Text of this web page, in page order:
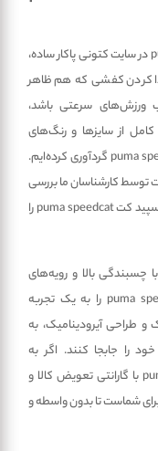
فرآیند خرید کفش پوما اسپید کت puma speedcat در سایت کتونی پاکار ساده،
کردن کفشی که هم ظاهر
ورزش‌های سرعتی باشد،
از سایزها و رنگ‌های
محبوب را برای خرید کفش پوما اسپید کت puma speedcat گردآوری کرده‌ایم.
توسط کارشناسان ما بررسی
می‌شود تا شما با خیالی آسوده خرید کفش پوما اسپید کت puma speedcat را
چسبندگی بالا و رویه‌های
تنفس‌پذیر، خرید کفش پوما اسپید کت puma speedcat را به یک تجربه
آیرودینامیک، به
را جابجا کنند. اگر به
دنبال خرید کفش پوما اسپید کت puma speedcat با گارانتی تعویض کالا و
شماست تا بدون واسطه و